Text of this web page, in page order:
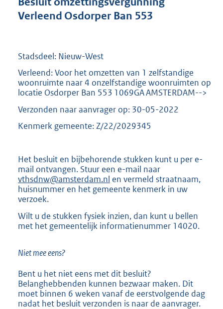
o
2
5
2
b
Verleend Osdorper Ban 553
Stadsdeel: Nieuw-West
Verleend: Voor het omzetten van 1 zelfstandige
woonruimte naar 4 onzelfstandige woonruimten op
locatie Osdorper Ban 553 1069GA AMSTERDAM-->
Verzonden naar aanvrager op: 30-05-2022
Kenmerk gemeente: Z/22/2029345
Het besluit en bijbehorende stukken kunt u per e-
mail ontvangen. Stuur een e-mail naar
vthsdnw@amsterdam.nl en vermeld straatnaam,
huisnummer en het gemeente kenmerk in uw
verzoek.
Wilt u de stukken fysiek inzien, dan kunt u bellen
met het gemeentelijk informatienummer 14020.
Niet mee eens?
Bent u het niet eens met dit besluit?
Belanghebbenden kunnen bezwaar maken. Dit
moet binnen 6 weken vanaf de eerstvolgende dag
nadat het besluit verzonden is naar de aanvrager.